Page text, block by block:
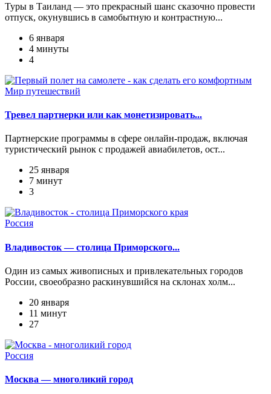
Туры в Таиланд — это прекрасный шанс сказочно провести
отпуск, окунувшись в самобытную и контрастную...
6 января
4 минуты
4
Мир путешествий
Тревел партнерки или как монетизировать...
Партнерские программы в сфере онлайн-продаж, включая
туристический рынок с продажей авиабилетов, ост...
25 января
7 минут
3
Россия
Владивосток — столица Приморского...
Один из самых живописных и привлекательных городов
России, своеобразно раскинувшийся на склонах холм...
20 января
11 минут
27
Россия
Москва — многоликий город